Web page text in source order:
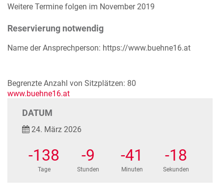
Weitere Termine folgen im November 2019
Reservierung notwendig
Name der Ansprechperson: https://www.buehne16.at
Begrenzte Anzahl von Sitzplätzen: 80
www.buehne16.at
DATUM
24. März 2026
-138
Tage
-9
Stunden
-41
Minuten
-18
Sekunden